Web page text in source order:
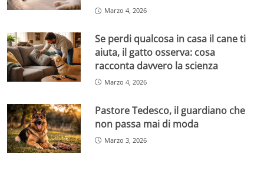
Marzo 4, 2026
Se perdi qualcosa in casa il cane ti
aiuta, il gatto osserva: cosa
racconta davvero la scienza
Marzo 4, 2026
Pastore Tedesco, il guardiano che
non passa mai di moda
Marzo 3, 2026